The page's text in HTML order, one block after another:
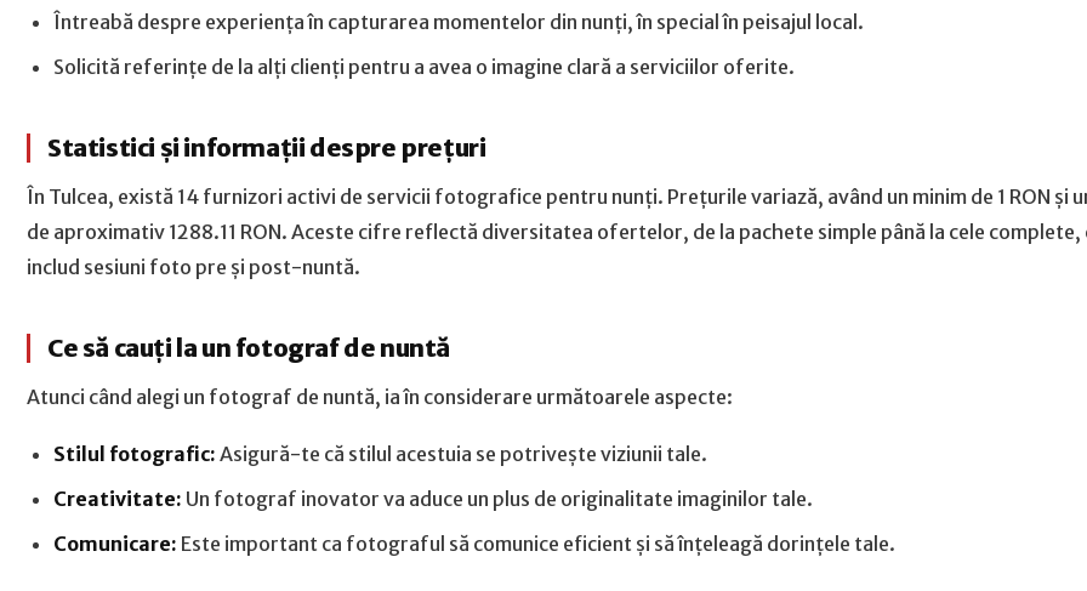
Întreabă despre experiența în capturarea momentelor din nunți, în special în peisajul local.
Solicită referințe de la alți clienți pentru a avea o imagine clară a serviciilor oferite.
Statistici și informații despre prețuri
În Tulcea, există 14 furnizori activi de servicii fotografice pentru nunți. Prețurile variază, având un minim de 1 RON și
de aproximativ 1288.11 RON. Aceste cifre reflectă diversitatea ofertelor, de la pachete simple până la cele complete,
includ sesiuni foto pre și post-nuntă.
Ce să cauți la un fotograf de nuntă
Atunci când alegi un fotograf de nuntă, ia în considerare următoarele aspecte:
Stilul fotografic: Asigură-te că stilul acestuia se potrivește viziunii tale.
Creativitate: Un fotograf inovator va aduce un plus de originalitate imaginilor tale.
Comunicare: Este important ca fotograful să comunice eficient și să înțeleagă dorințele tale.